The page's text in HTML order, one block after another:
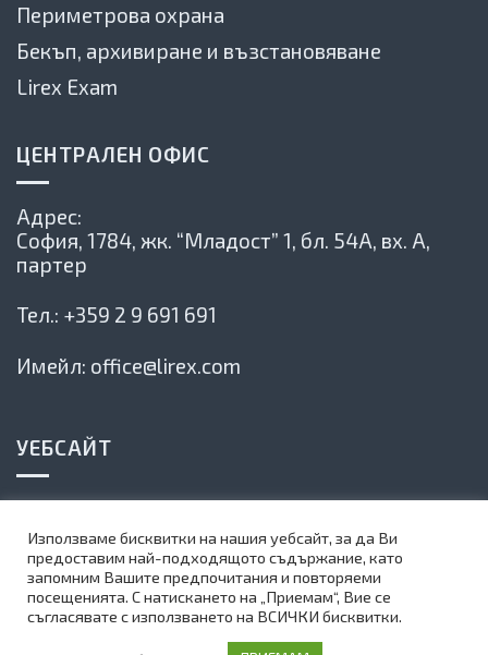
Периметрова охрана
Бекъп, архивиране и възстановяване
Lirex Exam
ЦЕНТРАЛЕН ОФИС
Адрес:
София, 1784, жк. “Младост” 1, бл. 54А, вх. А,
партер
Тел.: +359 2 9 691 691
Имейл: office@lirex.com
УЕБСАЙТ
Карта на сайта
Абонирай се за нашия бюлетин
Използваме бисквитки на нашия уебсайт, за да Ви
предоставим най-подходящото съдържание, като
запомним Вашите предпочитания и повторяеми
посещенията. С натискането на „Приемам“, Вие се
съгласявате с използването на ВСИЧКИ бисквитки.